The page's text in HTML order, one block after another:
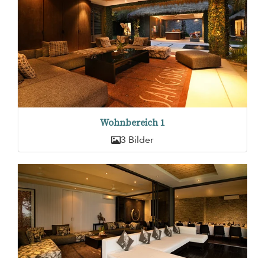
Wohnbereich 1
3 Bilder